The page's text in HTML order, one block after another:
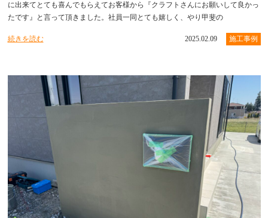
に出来てとても喜んでもらえてお客様から『クラフトさんにお願いして良かっ
たです』と言って頂きました。社員一同とても嬉しく、やり甲斐の
続きを読む 2025.02.09 施工事例